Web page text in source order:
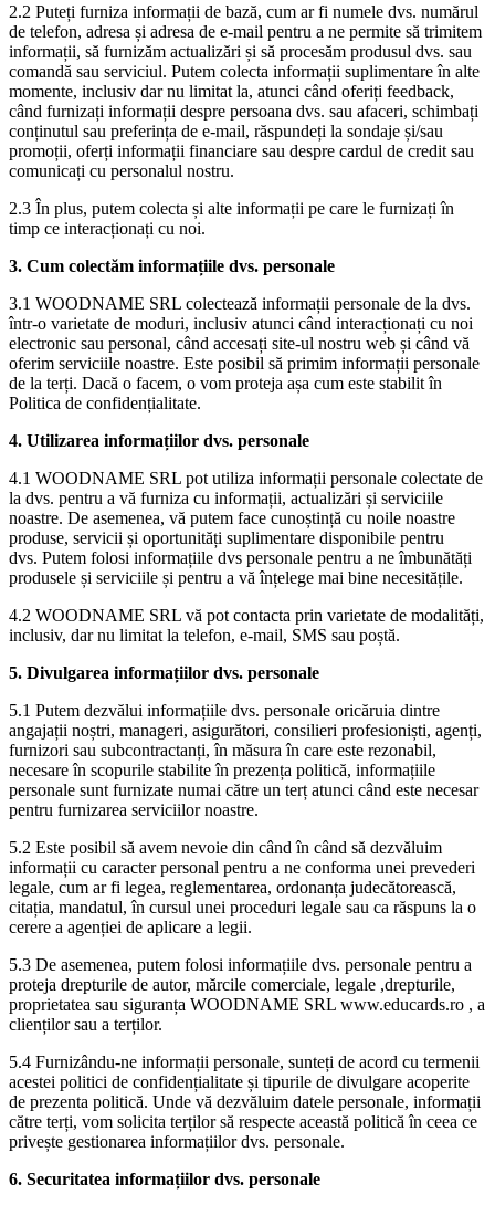
2.2 Puteți furniza informații de bază, cum ar fi numele dvs. numărul
de telefon, adresa și adresa de e-mail pentru a ne permite să trimitem
informații, să furnizăm actualizări și să procesăm produsul dvs. sau
comandă sau serviciul. Putem colecta informații suplimentare în alte
momente, inclusiv dar nu limitat la, atunci când oferiți feedback,
când furnizați informații despre persoana dvs. sau afaceri, schimbați
conținutul sau preferința de e-mail, răspundeți la sondaje și/sau
promoții, oferți informații financiare sau despre cardul de credit sau
comunicați cu personalul nostru.
2.3 În plus, putem colecta și alte informații pe care le furnizați în
timp ce interacționați cu noi.
3. Cum colectăm informațiile dvs. personale
3.1 WOODNAME SRL colectează informații personale de la dvs.
într-o varietate de moduri, inclusiv atunci când interacționați cu noi
electronic sau personal, când accesați site-ul nostru web și când vă
oferim serviciile noastre. Este posibil să primim informații personale
de la terți. Dacă o facem, o vom proteja așa cum este stabilit în
Politica de confidențialitate.
4. Utilizarea informațiilor dvs. personale
4.1 WOODNAME SRL pot utiliza informații personale colectate de
la dvs. pentru a vă furniza cu informații, actualizări și serviciile
noastre. De asemenea, vă putem face cunoștință cu noile noastre
produse, servicii și oportunități suplimentare disponibile pentru
dvs. Putem folosi informațiile dvs personale pentru a ne îmbunătăți
produsele și serviciile și pentru a vă înțelege mai bine necesitățile.
4.2 WOODNAME SRL vă pot contacta prin varietate de modalități,
inclusiv, dar nu limitat la telefon, e-mail, SMS sau poștă.
5. Divulgarea informațiilor dvs. personale
5.1 Putem dezvălui informațiile dvs. personale oricăruia dintre
angajații noștri, manageri, asigurători, consilieri profesioniști, agenți,
furnizori sau subcontractanți, în măsura în care este rezonabil,
necesare în scopurile stabilite în prezența politică, informațiile
personale sunt furnizate numai către un terț atunci când este necesar
pentru furnizarea serviciilor noastre.
5.2 Este posibil să avem nevoie din când în când să dezvăluim
informații cu caracter personal pentru a ne conforma unei prevederi
legale, cum ar fi legea, reglementarea, ordonanța judecătorească,
citația, mandatul, în cursul unei proceduri legale sau ca răspuns la o
cerere a agenției de aplicare a legii.
5.3 De asemenea, putem folosi informațiile dvs. personale pentru a
proteja drepturile de autor, mărcile comerciale, legale ,drepturile,
proprietatea sau siguranța WOODNAME SRL www.educards.ro , a
clienților sau a terților.
5.4 Furnizându-ne informații personale, sunteți de acord cu termenii
acestei politici de confidențialitate și tipurile de divulgare acoperite
de prezenta politică. Unde vă dezvăluim datele personale, informații
către terți, vom solicita terților să respecte această politică în ceea ce
privește gestionarea informațiilor dvs. personale.
6. Securitatea informațiilor dvs. personale